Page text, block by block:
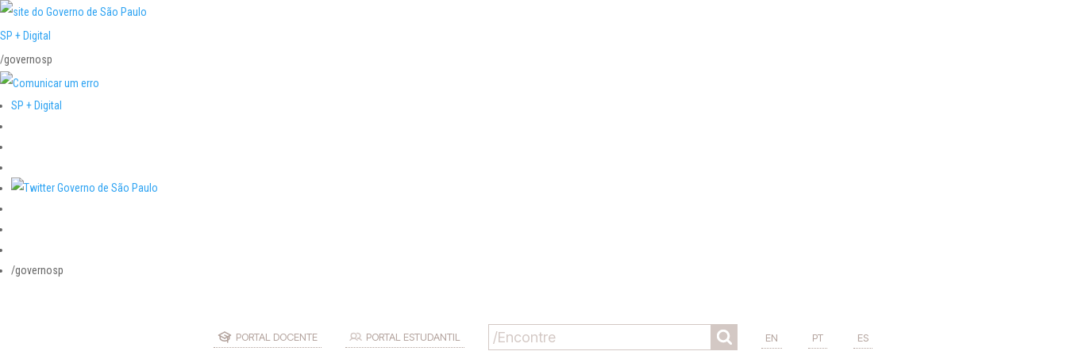
SP + Digital
/governosp
SP + Digital
/governosp
PORTAL DOCENTE PORTAL ESTUDANTIL EN PT ES